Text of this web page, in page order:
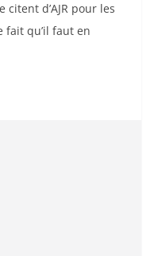
d’AJR pour les
qu’il faut en